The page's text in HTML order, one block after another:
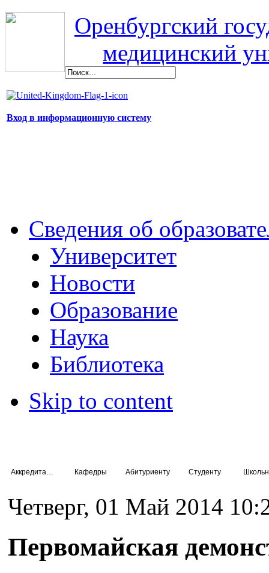
Оренбургский
медицинский
Вход в информационную систему
Сведения об
Университет
Новости
Образование
Наука
Библиотека
Skip to content
Кафедры Абитуриенту Студенту
Четверг, 01 Май 2014
Первомайская